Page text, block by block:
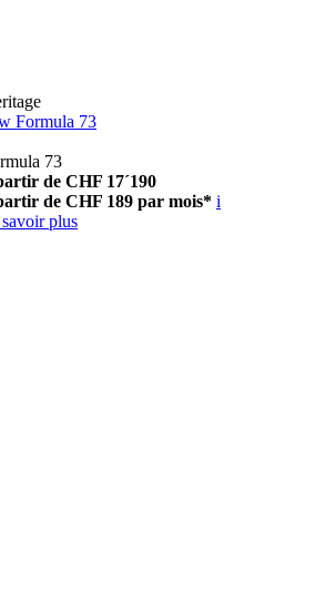
Formula 73
73
de CHF 17´190
de CHF 189 par mois* i
plus